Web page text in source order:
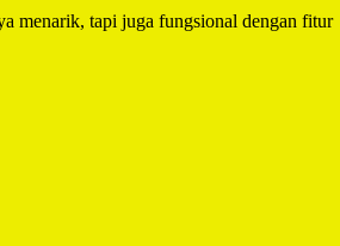
menarik, tapi juga fungsional dengan fitur